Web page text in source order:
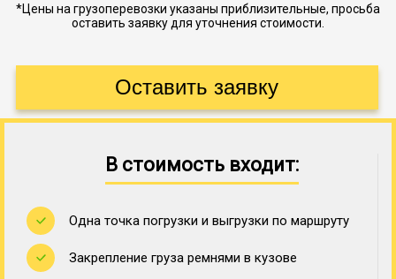
*Цены на грузоперевозки указаны приблизительные, просьба
оставить заявку для уточнения стоимости.
В стоимость входит:
Одна точка погрузки и выгрузки по маршруту
Закрепление груза ремнями в кузове